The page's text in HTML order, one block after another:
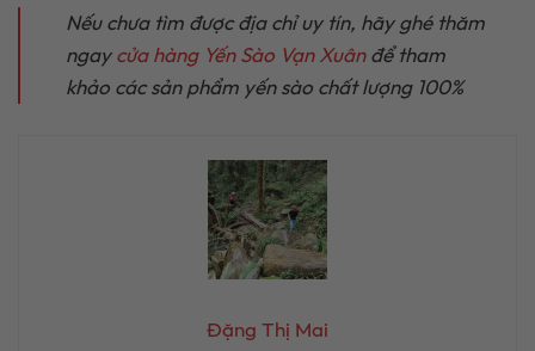
Nếu chưa tìm được địa chỉ uy tín, hãy ghé thăm
ngaycửa hàng Yến Sào Vạn Xuânđể tham
khảo các sản phẩm yến sào chất lượng 100%
Đặng Thị Mai